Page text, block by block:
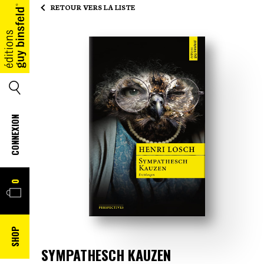
ACCUEIL
SEARCH
CONNEXION
PANIER
0
SHOP
RETOUR VERS LA LISTE
SYMPATHESCH KAUZEN